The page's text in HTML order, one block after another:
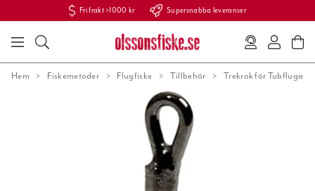
Fri frakt >1000 kr Supersnabba leveranser
Hem Fiskemetoder Flugfiske Tillbehör Trekrok för Tubfluga